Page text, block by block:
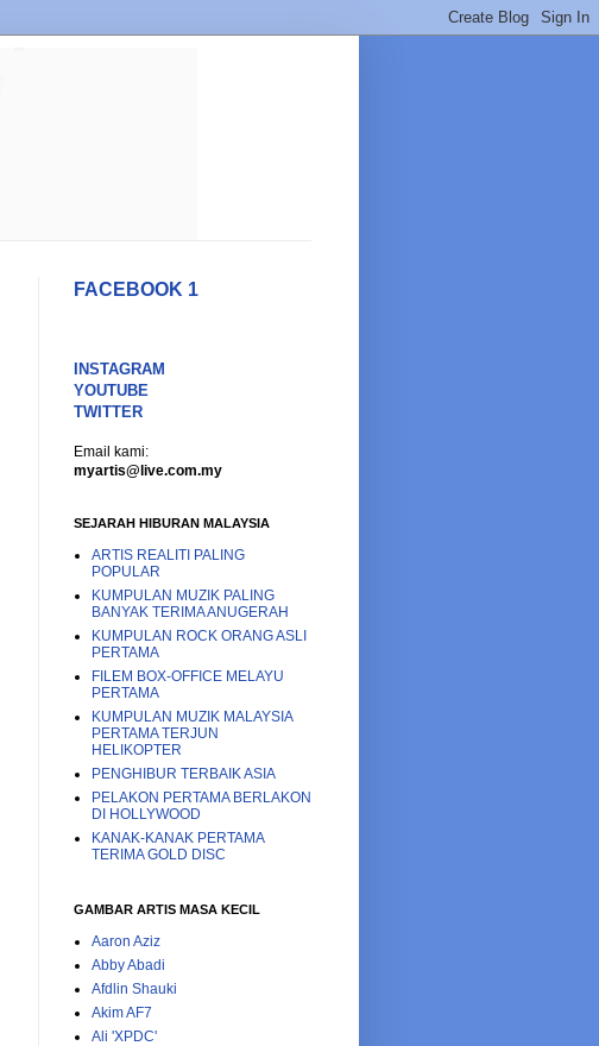
FACEBOOK 1
INSTAGRAM
YOUTUBE
TWITTER
Email kami:
myartis@live.com.my
SEJARAH HIBURAN MALAYSIA
ARTIS REALITI PALING
POPULAR
KUMPULAN MUZIK PALING
BANYAK TERIMA ANUGERAH
KUMPULAN ROCK ORANG ASLI
PERTAMA
FILEM BOX-OFFICE MELAYU
PERTAMA
KUMPULAN MUZIK MALAYSIA
PERTAMA TERJUN
HELIKOPTER
PENGHIBUR TERBAIK ASIA
PELAKON PERTAMA BERLAKON
DI HOLLYWOOD
KANAK-KANAK PERTAMA
TERIMA GOLD DISC
GAMBAR ARTIS MASA KECIL
Aaron Aziz
Abby Abadi
Afdlin Shauki
Akim AF7
Ali 'XPDC'